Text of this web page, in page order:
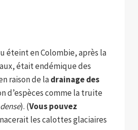
éteint en Colombie, après la
était endémique des
raison de ladrainage des
d’espèces comme la truite
). (Vous pouvez
les calottes glaciaires